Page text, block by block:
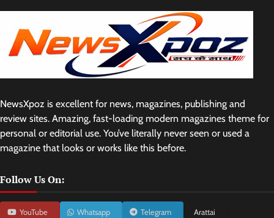
NewsXpoz is excellent for news, magazines, publishing and
review sites. Amazing, fast-loading modern magazines theme for
personal or editorial use. You’ve literally never seen or used a
magazine that looks or works like this before.
Follow Us On:
YouTube Whatsapp Telegram Arattai